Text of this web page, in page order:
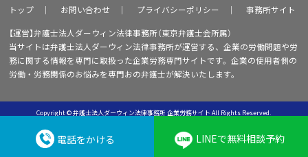
トップ ｜ お問い合わせ ｜ プライバシーポリシー ｜
事務所サイト
【運営】弁護士法人ダーウィン法律事務所（東京弁護士会所属）
当サイトは弁護士法人ダーウィン法律事務所が運営する、企業の労働問題や労
務に関する情報を専門に取扱った企業労務専門サイトです。企業の使用者側の
労働・労務関係のお悩みを専門おの弁護士が解決いたします。
Copyright © 弁護士法人ダーウィン法律事務所 企業労務サイト All Rights Reserved.
電話をかける LINEで無料相談予約